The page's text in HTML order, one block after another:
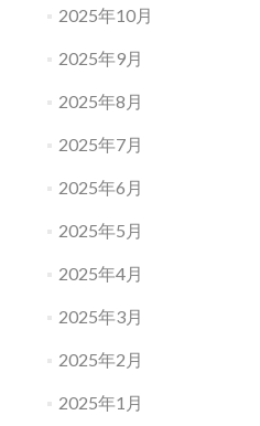
2025年10月
2025年9月
2025年8月
2025年7月
2025年6月
2025年5月
2025年4月
2025年3月
2025年2月
2025年1月